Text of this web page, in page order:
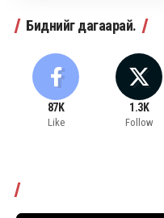
Биднийг дагаарай.
87K
Like
1.3K
Follow